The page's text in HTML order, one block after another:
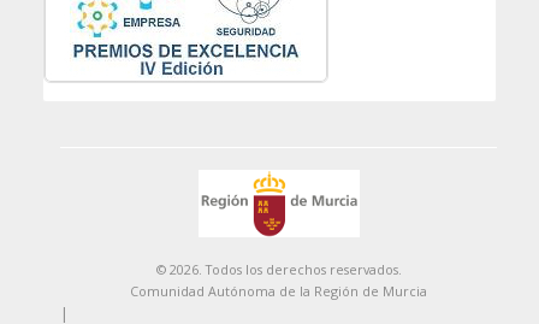
© 2026. Todos los derechos reservados.
Comunidad Autónoma de la Región de Murcia
|